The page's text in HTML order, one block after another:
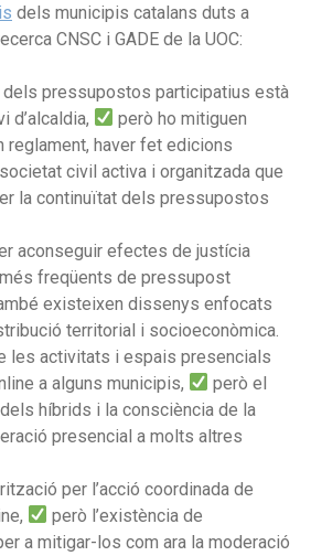
dels municipis catalans duts a
CNSC i GADE de la UOC:
dels pressupostos participatius està
d’alcaldia,
però ho mitiguen
reglament, haver fet edicions
civil activa i organitzada que
la continuïtat dels pressupostos
aconseguir efectes de justícia
freqüents de pressupost
existeixen dissenys enfocats
territorial i socioeconòmica.
les activitats i espais presencials
a alguns municipis,
però el
híbrids i la consciència de la
presencial a molts altres
per l’acció coordinada de
però l’existència de
a mitigar-los com ara la moderació